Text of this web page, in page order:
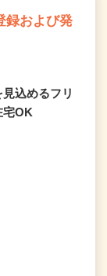
録および発
込めるフリ
宅OK